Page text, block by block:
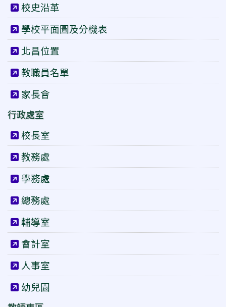
校史沿革
學校平面圖及分機表
北昌位置
教職員名單
家長會
行政處室
校長室
教務處
學務處
總務處
輔導室
會計室
人事室
幼兒園